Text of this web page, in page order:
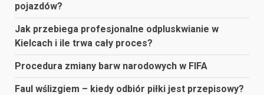
pojazdów?
Jak przebiega profesjonalne odpluskwianie w
Kielcach i ile trwa cały proces?
Procedura zmiany barw narodowych w FIFA
Faul wślizgiem – kiedy odbiór piłki jest przepisowy?